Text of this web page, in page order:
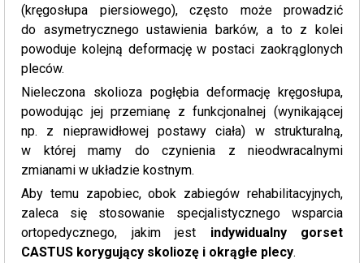
(kręgosłupa piersiowego), często może prowadzić
do asymetrycznego ustawienia barków, a to z kolei
powoduje kolejną deformację w postaci zaokrąglonych
pleców.
Nieleczona skolioza pogłębia deformację kręgosłupa,
powodując jej przemianę z funkcjonalnej (wynikającej
np. z nieprawidłowej postawy ciała) w strukturalną,
w której mamy do czynienia z nieodwracalnymi
zmianami w układzie kostnym.
Aby temu zapobiec, obok zabiegów rehabilitacyjnych,
zaleca się stosowanie specjalistycznego wsparcia
ortopedycznego, jakim jest indywidualny gorset
CASTUS korygujący skoliozę i okrągłe plecy.